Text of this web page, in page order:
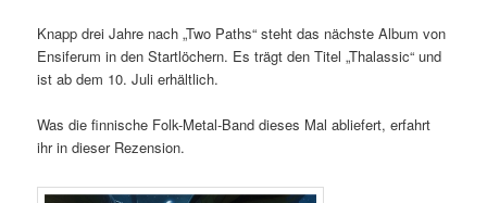
Knapp drei Jahre nach „Two Paths“ steht das nächste Album von
Ensiferum in den Startlöchern. Es trägt den Titel „Thalassic“ und
ist ab dem 10. Juli erhältlich.
Was die finnische Folk-Metal-Band dieses Mal abliefert, erfahrt
ihr in dieser Rezension.